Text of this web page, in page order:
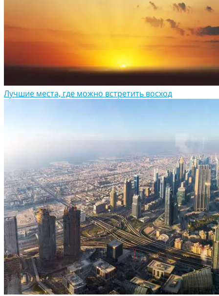
Лучшие места, где можно встретить восход